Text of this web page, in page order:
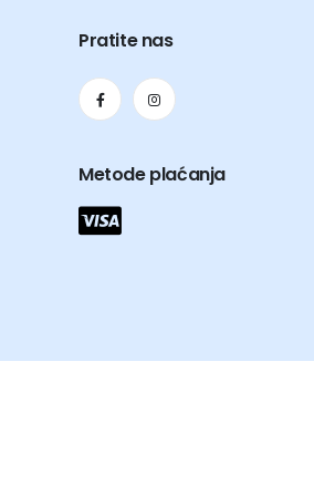
Pratite nas
Metode plaćanja